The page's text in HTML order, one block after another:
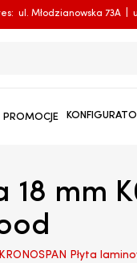
ul. Młodzianowska 73A
PROMOCJE
18 mm
KRONOSPAN Płyta